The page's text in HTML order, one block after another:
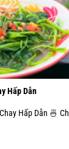
Hấp Dẫn
Hấp Dẫn 🍜